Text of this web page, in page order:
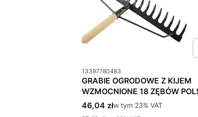
Kod produktu
13397780483
GRABIE OGRODOWE Z KIJEM
WZMOCNIONE 18 ZĘBÓW
Cena brutto
46,04 złw tym %s VAT
w tym 23% VAT